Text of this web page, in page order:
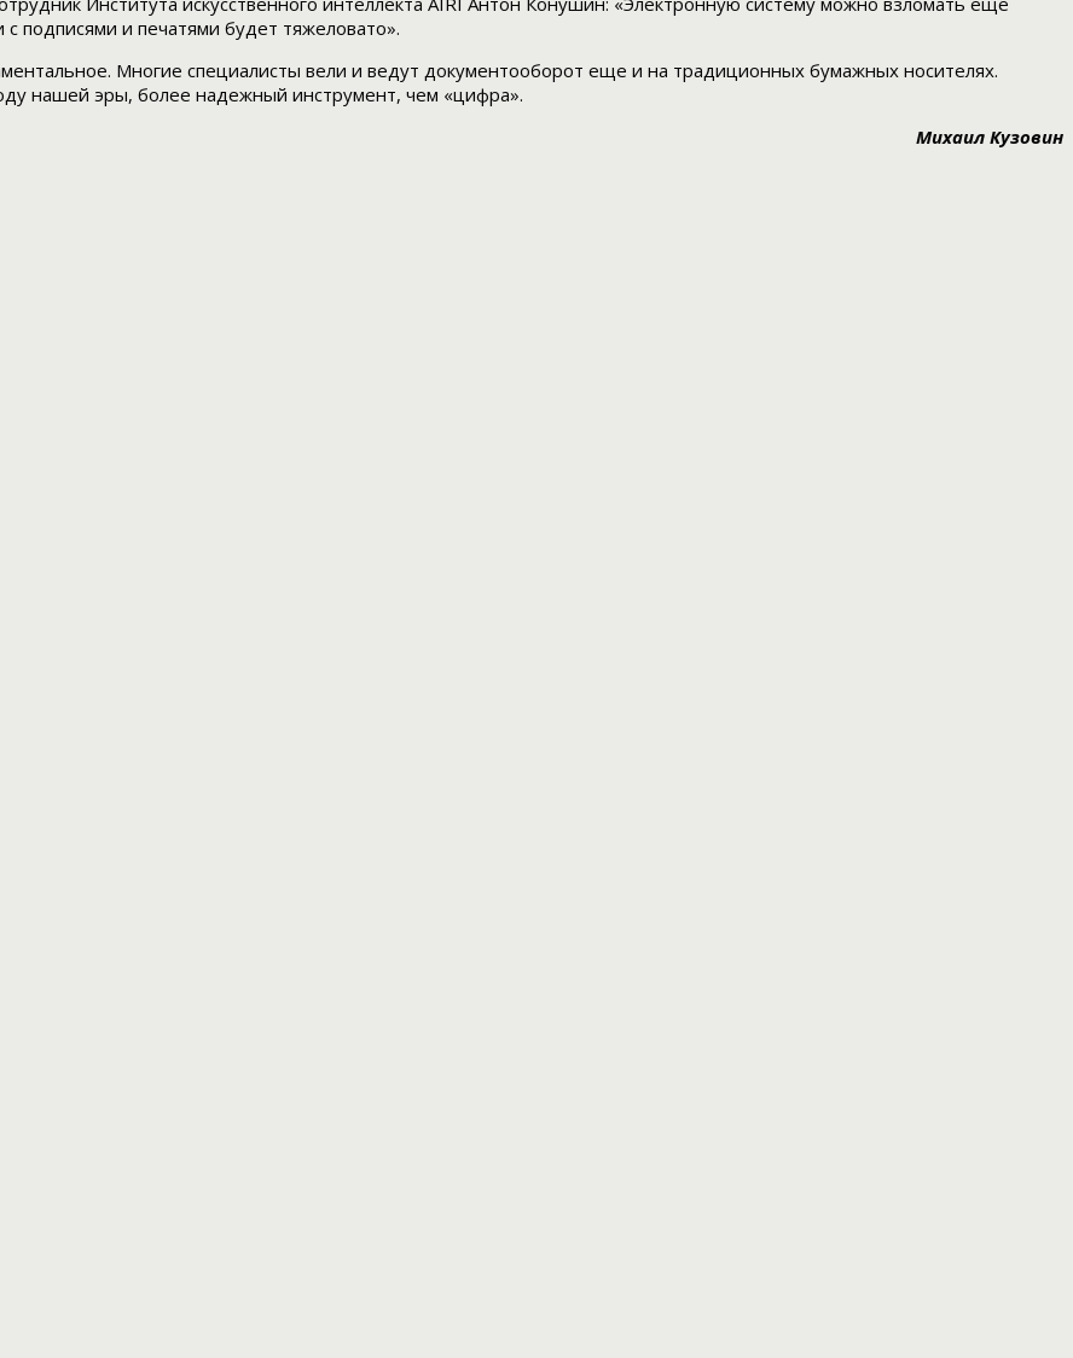
подписями и печатями будет тяжеловато».
Многие специалисты вели и ведут документооборот еще и на традиционных бумажных носителях.
нашей эры, более надежный инструмент, чем «цифра».
Михаил Кузовин